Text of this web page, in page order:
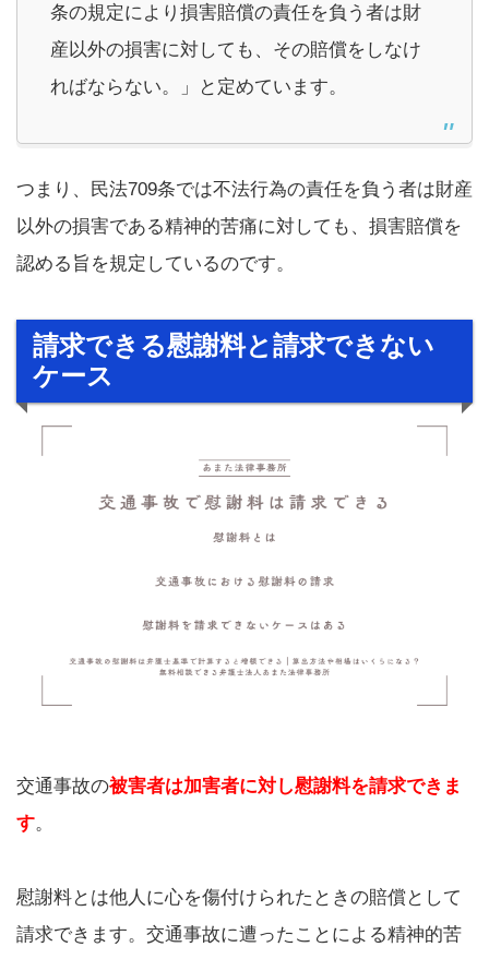
条の規定により損害賠償の責任を負う者は財
産以外の損害に対しても、その賠償をしなけ
ればならない。」と定めています。
つまり、民法709条では不法行為の責任を負う者は財産
以外の損害である精神的苦痛に対しても、損害賠償を
認める旨を規定しているのです。
請求できる慰謝料と請求できない
ケース
交通事故の被害者は加害者に対し慰謝料を請求できま
す。
慰謝料とは他人に心を傷付けられたときの賠償として
請求できます。交通事故に遭ったことによる精神的苦